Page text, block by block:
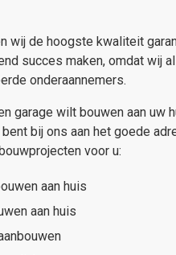
wij de hoogste kwaliteit
succes maken, omdat wij
onderaannemers.
garage wilt bouwen aan uw
bent bij ons aan het goede
voor u:
aan huis
aan huis